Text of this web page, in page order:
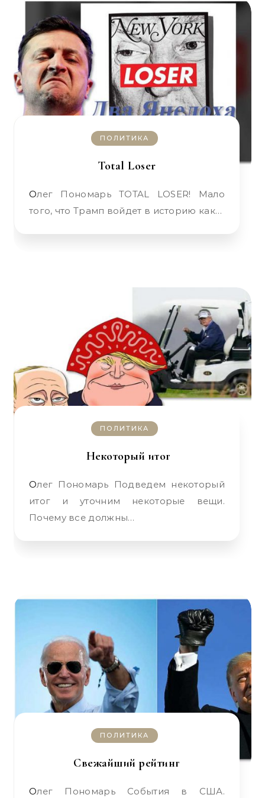
ПОЛИТИКА
Total Loser
Олег Пономарь TOTAL LOSER! Мало
того, что Трамп войдет в историю как…
ПОЛИТИКА
Некоторый итог
Олег Пономарь Подведем некоторый
итог и уточним некоторые вещи.
Почему все должны…
ПОЛИТИКА
Свежайший рейтинг
Олег Пономарь События в США.